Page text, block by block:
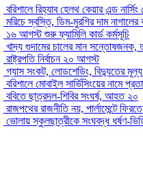
বরিশালে রিহ্যাব হেলথ কেয়ার এন্ড
মরিচে স্বস্তি, ডিম-মুরগির দাম নাগালের
১৬ আগস্ট শুরু ফ্যামিলি কার্ড কর্মসূচি
খাদ্য গুদামের চালের মান সন্তোষজনক,
রাষ্ট্রপতি নির্বাচন ২০ আগস্ট
গ্যাস সংকট, লোডশেডিং, বিদ্যুতের মূল্য
বরিশালে মোবাইল সার্ভিসিংয়ের নামে
ববিতে ছাত্রদল-শিবির সংঘর্ষ, আহত ২০
রাজপথের রাজনীতি নয়, পার্লামেন্টে
ভোলায় স্কুলছাত্রীকে সংঘবদ্ধ ধর্ষণ-